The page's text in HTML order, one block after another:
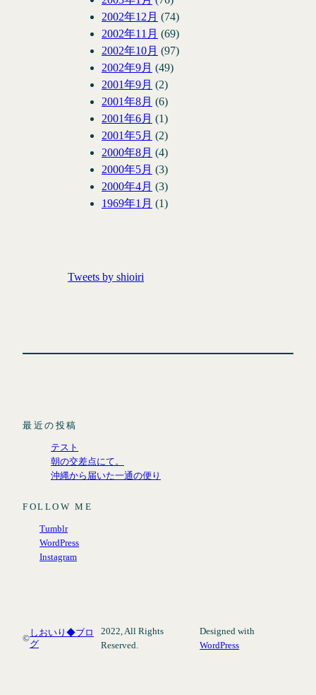
2002年12月 (74)
2002年11月 (69)
2002年10月 (97)
2002年9月 (49)
2001年9月 (2)
2001年8月 (6)
2001年6月 (1)
2001年5月 (2)
2000年8月 (4)
2000年5月 (3)
2000年4月 (3)
1969年1月 (1)
Tweets by shioiri
最近の投稿
テスト
朝の交差点にて。
沖縄から届いた一通の便り
FOLLOW ME
Tumblr
WordPress
Instagram
©
しおいり◆ブロ
グ
2022, All Rights
Reserved.
Designed with
WordPress